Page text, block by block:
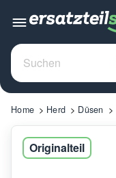
Home Herd Düsen
Originalteil